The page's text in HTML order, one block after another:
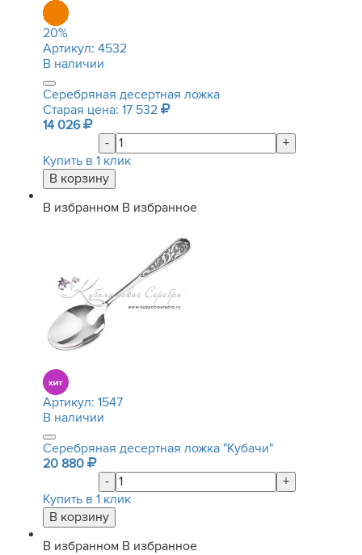
20%
Артикул: 4532
В наличии
Серебряная десертная ложка
Старая цена: 17 532
14 026
-
+
Купить в 1 клик
В избранном В избранное
Артикул: 1547
В наличии
Серебряная десертная ложка "Кубачи"
20 880
-
+
Купить в 1 клик
В избранном В избранное